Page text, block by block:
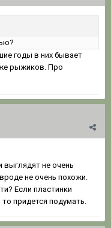
годы в них бывает
рыжиков. Про
не очень
не очень похожи.
Если пластинки
придется подумать.